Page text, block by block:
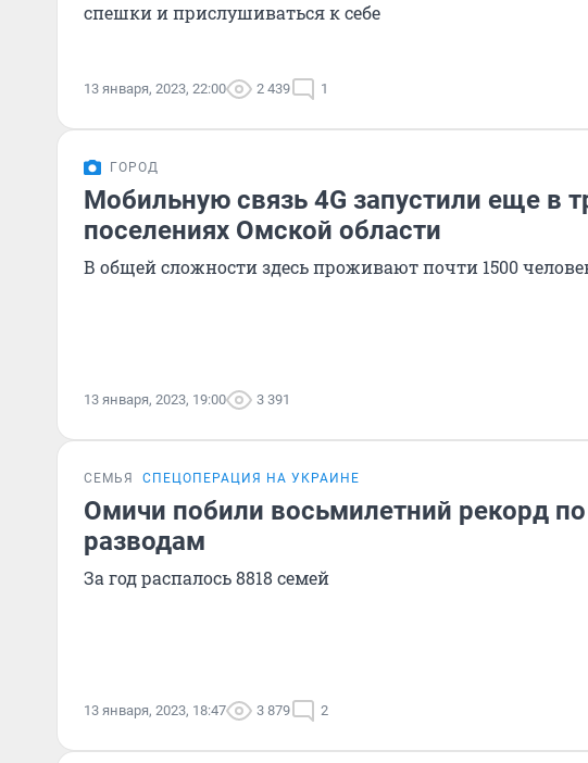
спешки и прислушиваться к себе
13 января, 2023, 22:00 2 439 1
ГОРОД
Мобильную связь 4G запустили еще в
поселениях Омской области
В общей сложности здесь проживают почти 1500
13 января, 2023, 19:00 3 391
СЕМЬЯ СПЕЦОПЕРАЦИЯ НА УКРАИНЕ
Омичи побили восьмилетний рекорд по
разводам
За год распалось 8818 семей
13 января, 2023, 18:47 3 879 2